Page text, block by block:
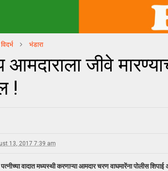
विदर्भ भंडारा
आमदाराला जीवे
!
13, 2017 7:39 am
वादात मध्यस्थी करणाऱ्या आमदार चरण वाघमारेंना पोलीस